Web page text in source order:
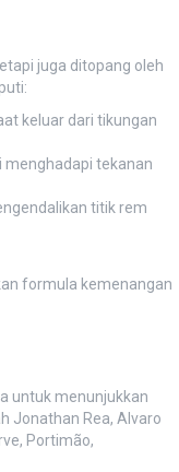
juga ditopang oleh
keluar dari tikungan
menghadapi tekanan
titik rem
formula kemenangan
untuk menunjukkan
Jonathan Rea, Alvaro
Portimão,